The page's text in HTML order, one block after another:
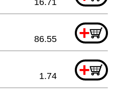
+
86.55
+
1.74